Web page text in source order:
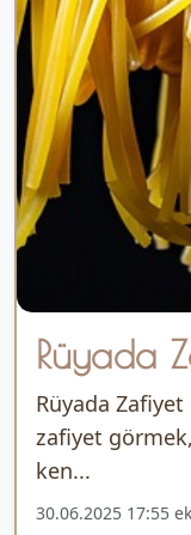
Rüyada
Rüyada
zafiyet
ken...
30.06.2025 17:55